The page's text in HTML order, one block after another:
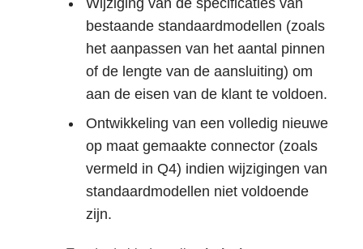
Wijziging van de specificaties van
bestaande standaardmodellen (zoals
het aanpassen van het aantal pinnen
of de lengte van de aansluiting) om
aan de eisen van de klant te voldoen.
Ontwikkeling van een volledig nieuwe
op maat gemaakte connector (zoals
vermeld in Q4) indien wijzigingen van
standaardmodellen niet voldoende
zijn.